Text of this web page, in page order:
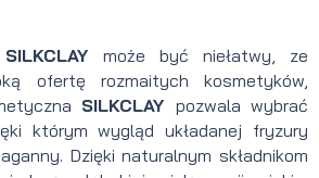
SILKCLAY może być niełatwy, ze
ofertę rozmaitych kosmetyków,
SILKCLAY pozwala wybrać
którym wygląd układanej fryzury
Dzięki naturalnym składnikom